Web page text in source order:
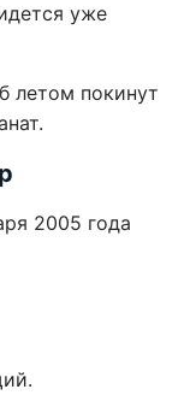
уже
летом покинут
2005 года